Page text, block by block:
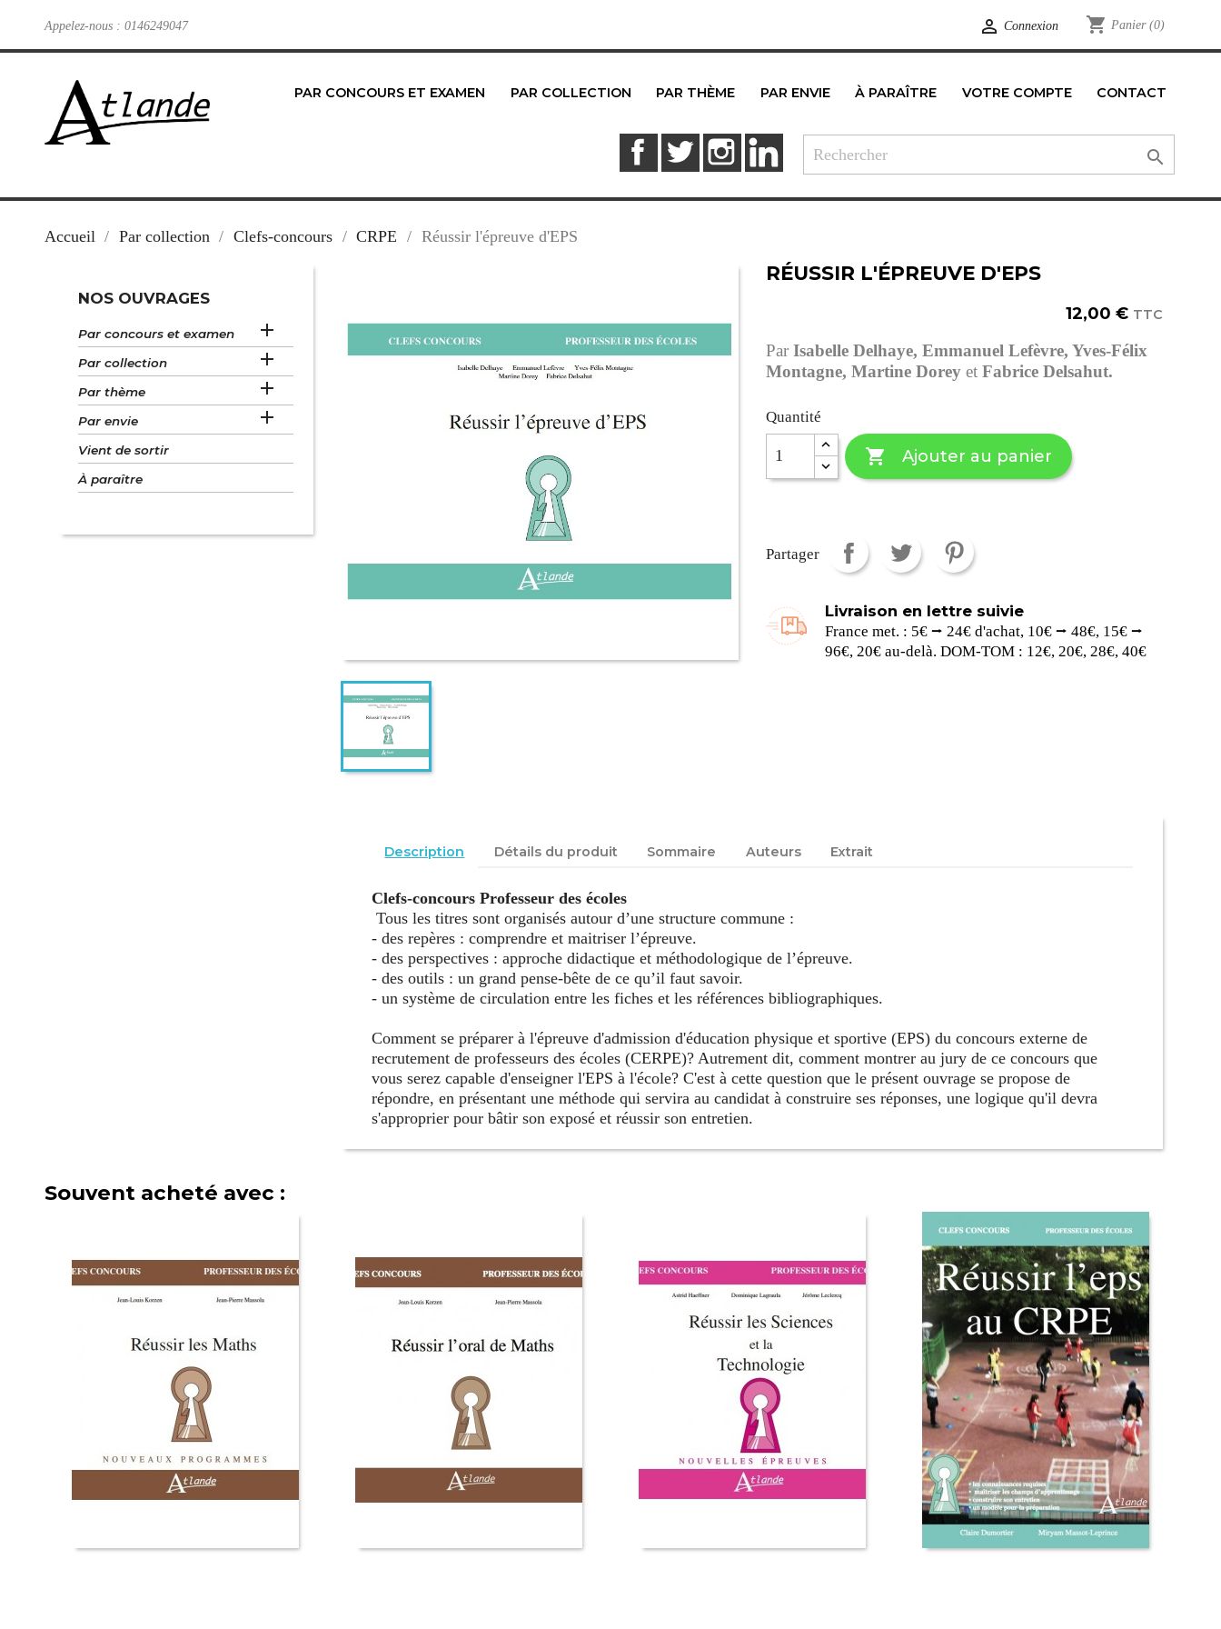
Appelez-nous : 0146249047  Connexion shopping_cart Panier (0)
PAR CONCOURS ET EXAMEN PAR COLLECTION PAR THÈME PAR ENVIE À PARAÎTRE VOTRE COMPTE CONTACT
FacebookTwitter Instagram

Accueil Par collection Clefs-concours CRPE Réussir l'épreuve d'EPS
NOS OUVRAGES
Par concours et examen 
Par collection 
Par thème 
Par envie 
Vient de sortir
À paraître
RÉUSSIR L'ÉPREUVE D'EPS
12,00 € TTC
ParIsabelle Delhaye, Emmanuel Lefèvre, Yves-Félix
Montagne, Martine DoreyetFabrice Delsahut.
Quantité
 Ajouter au panier
Partager
Livraison en lettre suivie
France met. : 5€ ⭢ 24€ d'achat, 10€ ⭢ 48€, 15€ ⭢
96€, 20€ au-delà. DOM-TOM : 12€, 20€, 28€, 40€
Description Détails du produit Sommaire Auteurs Extrait
Clefs-concours Professeur des écoles
Tous les titres sont organisés autour d’une structure commune :
- des repères : comprendre et maitriser l’épreuve.
- des perspectives : approche didactique et méthodologique de l’épreuve.
- des outils : un grand pense-bête de ce qu’il faut savoir.
- un système de circulation entre les fiches et les références bibliographiques.
Comment se préparer à l'épreuve d'admission d'éducation physique et sportive (EPS) du concours externe de
recrutement de professeurs des écoles (CERPE)? Autrement dit, comment montrer au jury de ce concours que
vous serez capable d'enseigner l'EPS à l'école? C'est à cette question que le présent ouvrage se propose de
répondre, en présentant une méthode qui servira au candidat à construire ses réponses, une logique qu'il devra
s'approprier pour bâtir son exposé et réussir son entretien.
Souvent acheté avec :